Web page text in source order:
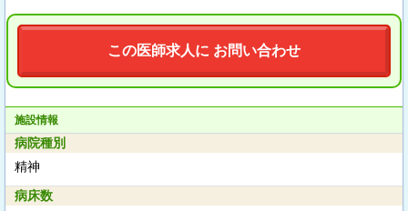
この医師求人に お問い合わせ
施設情報
病院種別
精神
病床数